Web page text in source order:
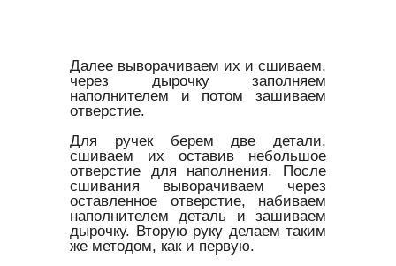
Далее выворачиваем их и сшиваем,
через дырочку заполняем
наполнителем и потом зашиваем
отверстие.
Для ручек берем две детали,
сшиваем их оставив небольшое
отверстие для наполнения. После
сшивания выворачиваем через
оставленное отверстие, набиваем
наполнителем деталь и зашиваем
дырочку. Вторую руку делаем таким
же методом, как и первую.